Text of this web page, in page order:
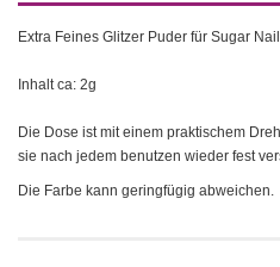
Extra Feines Glitzer Puder für Sugar
Inhalt ca: 2g
Die Dose ist mit einem praktischem
sie nach jedem benutzen wieder fest
Die Farbe kann geringfügig abweichen.